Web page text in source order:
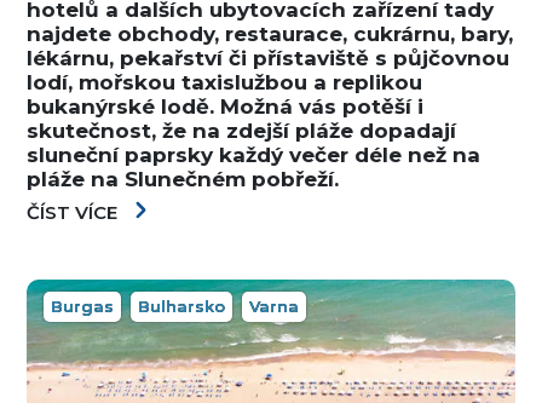
hotelů a dalších ubytovacích zařízení tady
najdete obchody, restaurace, cukrárnu, bary,
lékárnu, pekařství či přístaviště s půjčovnou
lodí, mořskou taxislužbou a replikou
bukanýrské lodě. Možná vás potěší i
skutečnost, že na zdejší pláže dopadají
sluneční paprsky každý večer déle než na
pláže na Slunečném pobřeží.
ČÍST VÍCE
Burgas Bulharsko Varna